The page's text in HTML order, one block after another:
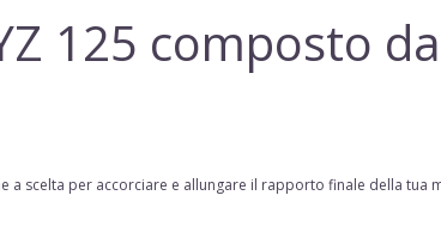
125 composto
a scelta per accorciare e allungare il rapporto finale della tua